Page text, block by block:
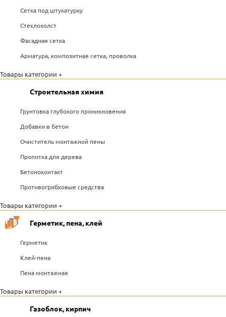
Сетка под штукатурку
Стеклохолст
Фасадная сетка
Арматура, композитная сетка, проволка
Товары категории +
Строительная химия
Грунтовка глубокого проникновения
Добавки в бетон
Очиститель монтажной пены
Пропитка для дерева
Бетоноконтакт
Противогрибковые средства
Товары категории +
Герметик, пена, клей
Герметик
Клей-пена
Пена монтажная
Товары категории +
Газоблок, кирпич